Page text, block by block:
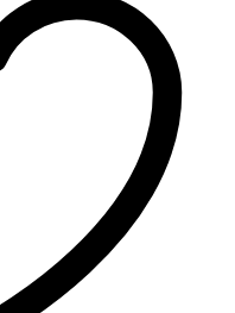
₽
вариаций.
Опции
можно
выбрать
на
странице
товара.